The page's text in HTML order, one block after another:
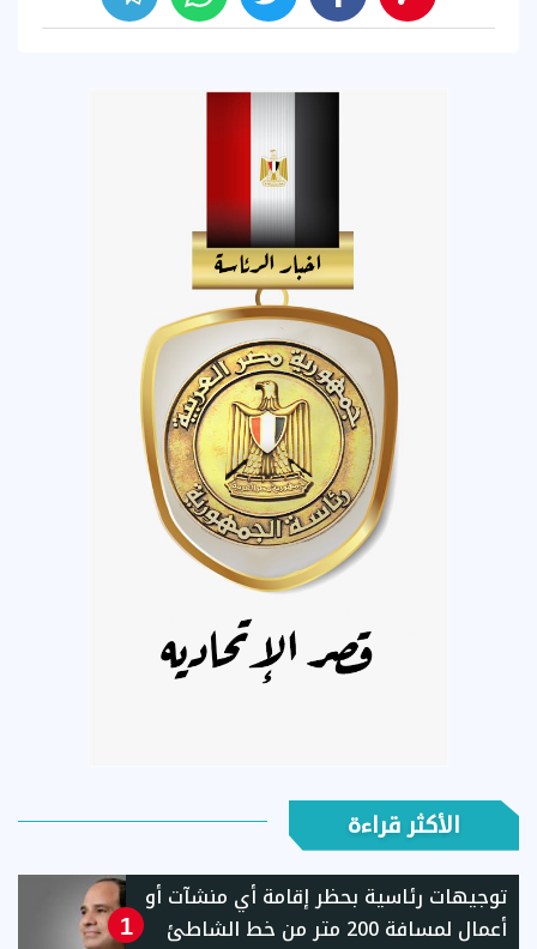
الأكثر قراءة
1
توجيهات رئاسية بحظر إقامة أي منشآت أو
أعمال لمسافة 200 متر من خط الشاطئ